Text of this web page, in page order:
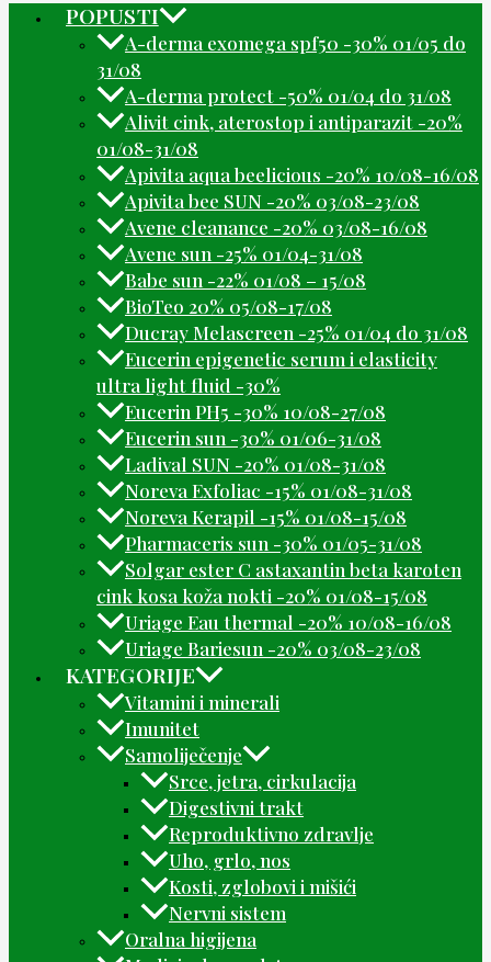
POPUSTI
A-derma exomega spf50 -30% 01/05 do
31/08
A-derma protect -50% 01/04 do 31/08
Alivit cink, aterostop i antiparazit -20%
01/08-31/08
Apivita aqua beelicious -20% 10/08-16/08
Apivita bee SUN -20% 03/08-23/08
Avene cleanance -20% 03/08-16/08
Avene sun -25% 01/04-31/08
Babe sun -22% 01/08 – 15/08
BioTeo 20% 05/08-17/08
Ducray Melascreen -25% 01/04 do 31/08
Eucerin epigenetic serum i elasticity
ultra light fluid -30%
Eucerin PH5 -30% 10/08-27/08
Eucerin sun -30% 01/06-31/08
Ladival SUN -20% 01/08-31/08
Noreva Exfoliac -15% 01/08-31/08
Noreva Kerapil -15% 01/08-15/08
Pharmaceris sun -30% 01/05-31/08
Solgar ester C astaxantin beta karoten
cink kosa koža nokti -20% 01/08-15/08
Uriage Eau thermal -20% 10/08-16/08
Uriage Bariesun -20% 03/08-23/08
KATEGORIJE
Vitamini i minerali
Imunitet
Samoliječenje
Srce, jetra, cirkulacija
Digestivni trakt
Reproduktivno zdravlje
Uho, grlo, nos
Kosti, zglobovi i mišići
Nervni sistem
Oralna higijena